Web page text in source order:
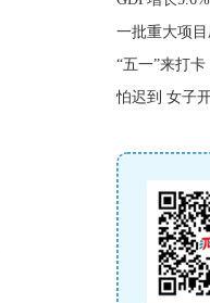
一批重大项
“五一”来打
怕迟到 女子